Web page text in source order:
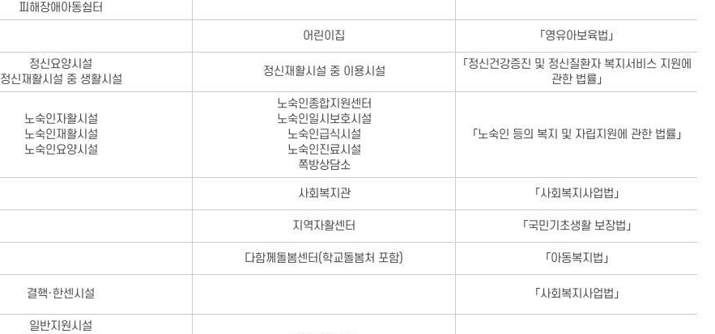
피해장애아동쉼터
어린이집 「영유아보육법」
정신요양시설
정신재활시설 중 생활시설
정신재활시설 중 이용시설
「정신건강증진 및 정신질환자 복지서비스 지원에
관한 법률」
노숙인자활시설
노숙인재활시설
노숙인요양시설
노숙인종합지원센터
노숙인일시보호시설
노숙인급식시설
노숙인진료시설
쪽방상담소
「노숙인 등의 복지 및 자립지원에 관한 법률」
사회복지관 「사회복지사업법」
지역자활센터 「국민기초생활 보장법」
다함께돌봄센터(학교돌봄처 포함) 「아동복지법」
결핵·한센시설 「사회복지사업법」
일반지원시설